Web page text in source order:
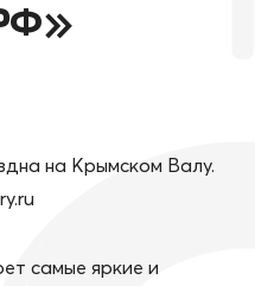
на Крымском Валу.
самые яркие и